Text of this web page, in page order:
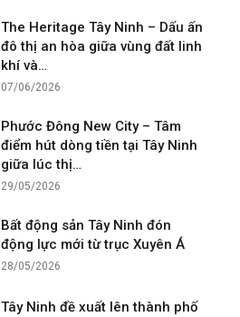
The Heritage Tây Ninh – Dấu ấn
đô thị an hòa giữa vùng đất linh
khí và…
07/06/2026
Phước Đông New City – Tâm
điểm hút dòng tiền tại Tây Ninh
giữa lúc thị…
29/05/2026
Bất động sản Tây Ninh đón
động lực mới từ trục Xuyên Á
28/05/2026
Tây Ninh đề xuất lên thành phố